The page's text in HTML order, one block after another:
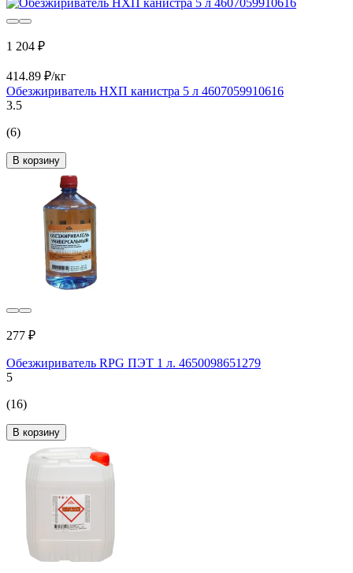
1 204 ₽
414.89 ₽/кг
Обезжириватель НХП канистра 5 л 4607059910616
3.5
(6)
В корзину
277 ₽
Обезжириватель RPG ПЭТ 1 л. 4650098651279
5
(16)
В корзину